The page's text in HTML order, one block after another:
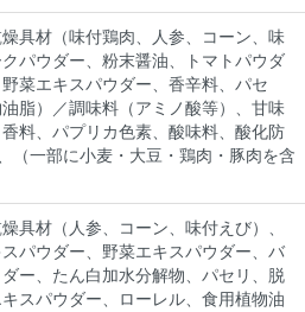
具材（味付鶏肉、人参、コーン、味
パウダー、粉末醤油、トマトパウダ
菜エキスパウダー、香辛料、パセ
脂）／調味料（アミノ酸等）、甘味
料、パプリカ色素、酸味料、酸化防
（一部に小麦・大豆・鶏肉・豚肉を含
具材（人参、コーン、味付えび）、
パウダー、野菜エキスパウダー、バ
ー、たん白加水分解物、パセリ、脱
スパウダー、ローレル、食用植物油